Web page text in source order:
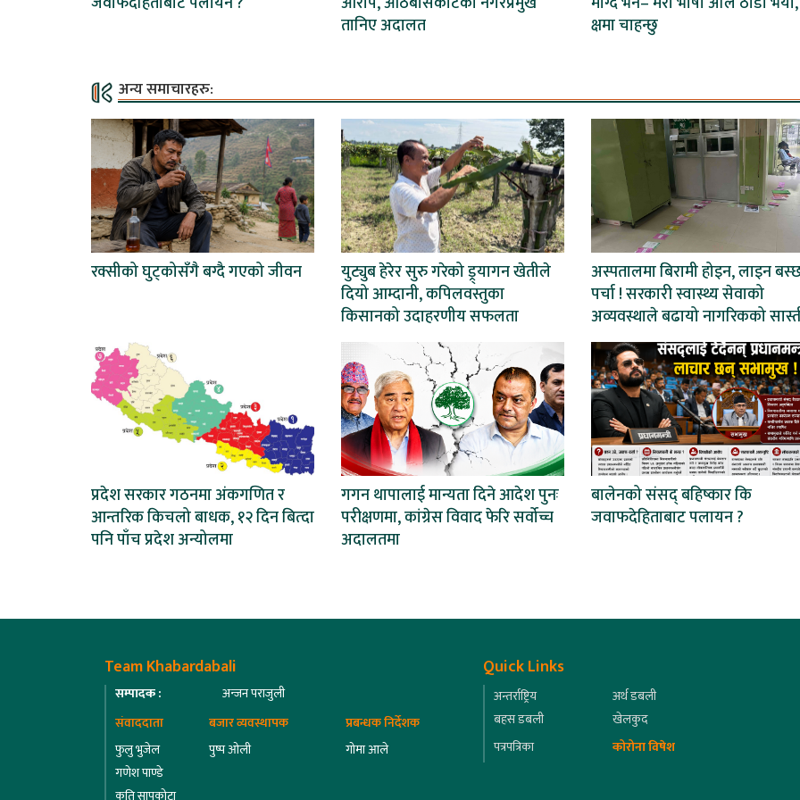
तानिए अदालत
क्षमा चाहन्छु
अन्य समाचारहरु:
रक्सीको घुट्कोसँगै बग्दै गएको जीवन
युट्युब हेरेर सुरु गरेको ड्र्यागन खेतीले
दियो आम्दानी, कपिलवस्तुका
किसानको उदाहरणीय सफलता
अस्पतालमा बिरामी होइन, लाइन
पर्चा ! सरकारी स्वास्थ्य सेवाको
अव्यवस्थाले बढायो नागरिकको
प्रदेश सरकार गठनमा अंकगणित र
आन्तरिक किचलो बाधक, १२ दिन बित्दा
पनि पाँच प्रदेश अन्योलमा
गगन थापालाई मान्यता दिने आदेश पुनः
परीक्षणमा, कांग्रेस विवाद फेरि सर्वोच्च
अदालतमा
बालेनको संसद् बहिष्कार कि
जवाफदेहिताबाट पलायन ?
Team Khabardabali
सम्पादक :
अन्जन पराजुली
संवाददाता
फुलु भुजेल
गणेश पाण्डे
बजार व्यवस्थापक
पुष्प ओली
प्रबन्धक निर्देशक
गोमा आले
Quick Links
अन्तर्राष्ट्रिय
अर्थ डबली
बहस डबली
खेलकुद
पत्रपत्रिका
कोरोना विषेश